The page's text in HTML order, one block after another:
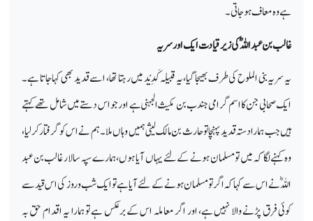
ہے وہ معاف ہوجاتی۔
غالب بن عبد اللہؓ کی زیر قیادت ایک اور سریہ
یہ سریہ بنی الملوح کی طرف بھیجا گیا، یہ قبیلہ کَدِیْد میں رہتا تھا، اسے قدید بھی کہا جاتا ہے۔
ایک صحابی جن کا اسم گرامی جندب بن مکیث الجہنی ہے اور جو اس دستے میں شامل تھے کہتے
ہیں جب ہمارا دستہ قدید پہنچا تو حارث بن مالک لیثی ہمیں وہاں ملا۔ ہم نے اس کو گرفتار کرلیا،
وہ کہنے لگا کہ میں تو مسلمان ہونے کے لئے یہاں آیا ہوں، ہمارے سپہ سالار غالب بن عبد
اللہؓ نے اس سے کہا کہ اگر تو مسلمان ہونے کے لئے آیا ہے تو ایک شب وروز کی اس قید سے
کوئی فرق پڑنے والا نہیں ہے، اور اگر معاملہ اس کے برعکس ہے تو ہمارا یہ اقدام حق بہ